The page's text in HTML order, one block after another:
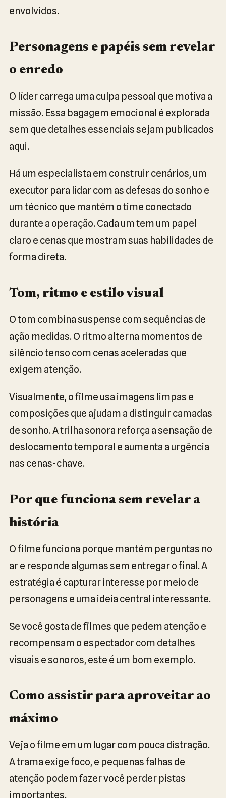
envolvidos.
Personagens e papéis sem revelar
o enredo
O líder carrega uma culpa pessoal que motiva a
missão. Essa bagagem emocional é explorada
sem que detalhes essenciais sejam publicados
aqui.
Há um especialista em construir cenários, um
executor para lidar com as defesas do sonho e
um técnico que mantém o time conectado
durante a operação. Cada um tem um papel
claro e cenas que mostram suas habilidades de
forma direta.
Tom, ritmo e estilo visual
O tom combina suspense com sequências de
ação medidas. O ritmo alterna momentos de
silêncio tenso com cenas aceleradas que
exigem atenção.
Visualmente, o filme usa imagens limpas e
composições que ajudam a distinguir camadas
de sonho. A trilha sonora reforça a sensação de
deslocamento temporal e aumenta a urgência
nas cenas-chave.
Por que funciona sem revelar a
história
O filme funciona porque mantém perguntas no
ar e responde algumas sem entregar o final. A
estratégia é capturar interesse por meio de
personagens e uma ideia central interessante.
Se você gosta de filmes que pedem atenção e
recompensam o espectador com detalhes
visuais e sonoros, este é um bom exemplo.
Como assistir para aproveitar ao
máximo
Veja o filme em um lugar com pouca distração.
A trama exige foco, e pequenas falhas de
atenção podem fazer você perder pistas
importantes.